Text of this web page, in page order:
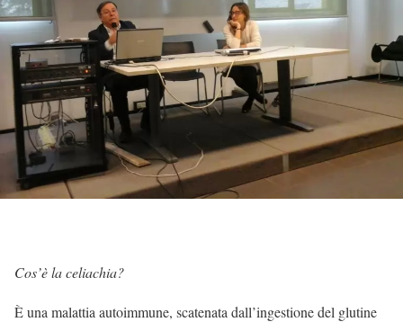
Cos’è la celiachia?
È una malattia autoimmune, scatenata dall’ingestione del glutine